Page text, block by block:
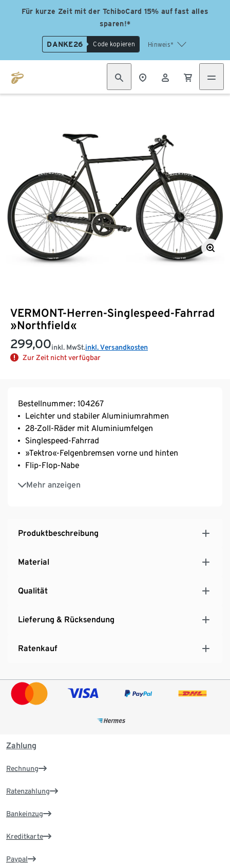
Für kurze Zeit mit der TchiboCard 15% auf fast alles
sparen!*
DANKE26 Code kopieren Hinweis*
VERMONT-Herren-Singlespeed-Fahrrad
»Northfield«
299,00inkl. MwSt.inkl. Versandkosten
Zur Zeit nicht verfügbar
Bestellnummer: 104267
Leichter und stabiler Aluminiumrahmen
28-Zoll-Räder mit Aluminiumfelgen
Singlespeed-Fahrrad
»Tektro«-Felgenbremsen vorne und hinten
Flip-Flop-Nabe
Mehr anzeigen
Riser-Bar-Lenker
»Aero«-Hohlprofilfelgen aus Aluminium
Produktbeschreibung
Material
Qualität
Lieferung & Rücksendung
Ratenkauf
Zahlung
Rechnung
Ratenzahlung
Bankeinzug
Kreditkarte
Paypal